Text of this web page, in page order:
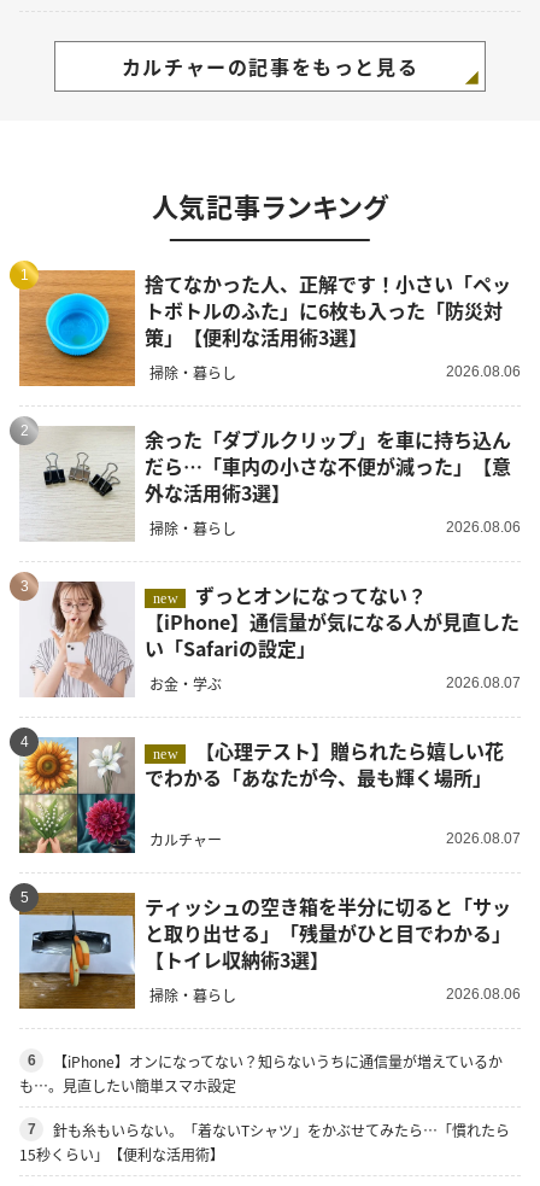
カルチャーの記事をもっと見る
人気記事ランキング
1
捨てなかった人、正解です！小さい「ペッ
トボトルのふた」に6枚も入った「防災対
策」【便利な活用術3選】
掃除・暮らし 2026.08.06
2
余った「ダブルクリップ」を車に持ち込ん
だら…「車内の小さな不便が減った」【意
外な活用術3選】
掃除・暮らし 2026.08.06
3
new
【iPhone】通信量が気になる人が見直した
い「Safariの設定」
お金・学ぶ 2026.08.07
4
new
でわかる「あなたが今、最も輝く場所」
カルチャー 2026.08.07
5
ティッシュの空き箱を半分に切ると「サッ
と取り出せる」「残量がひと目でわかる」
【トイレ収納術3選】
掃除・暮らし 2026.08.06
6
【iPhone】オンになってない？知らないうちに通信量が増えているか
も…。見直したい簡単スマホ設定
7
針も糸もいらない。「着ないTシャツ」をかぶせてみたら…「慣れたら
15秒くらい」【便利な活用術】